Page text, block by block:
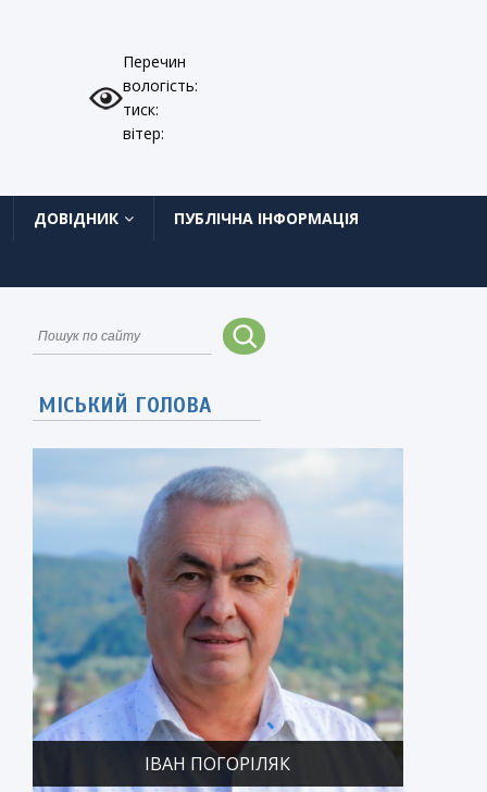
Перечин
вологість:
тиск:
вітер:
ДОВІДНИК ПУБЛІЧНА ІНФОРМАЦІЯ
МІСЬКИЙ ГОЛОВА
ІВАН ПОГОРІЛЯК